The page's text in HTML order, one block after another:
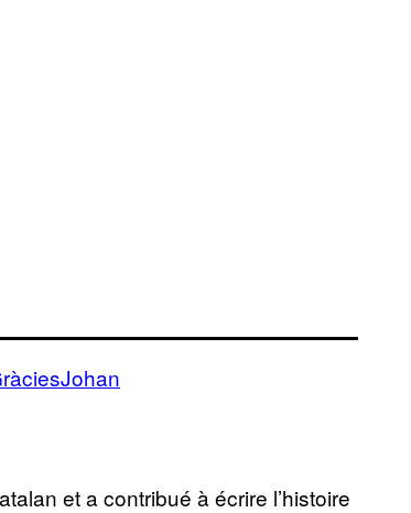
et a contribué à écrire l’histoire